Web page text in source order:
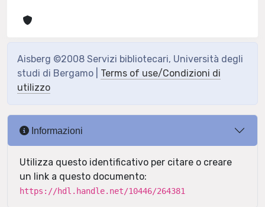
Aisberg ©2008 Servizi bibliotecari, Università degli
studi di Bergamo | Terms of use/Condizioni di
utilizzo
Informazioni
Utilizza questo identificativo per citare o creare
un link a questo documento:
https://hdl.handle.net/10446/264381